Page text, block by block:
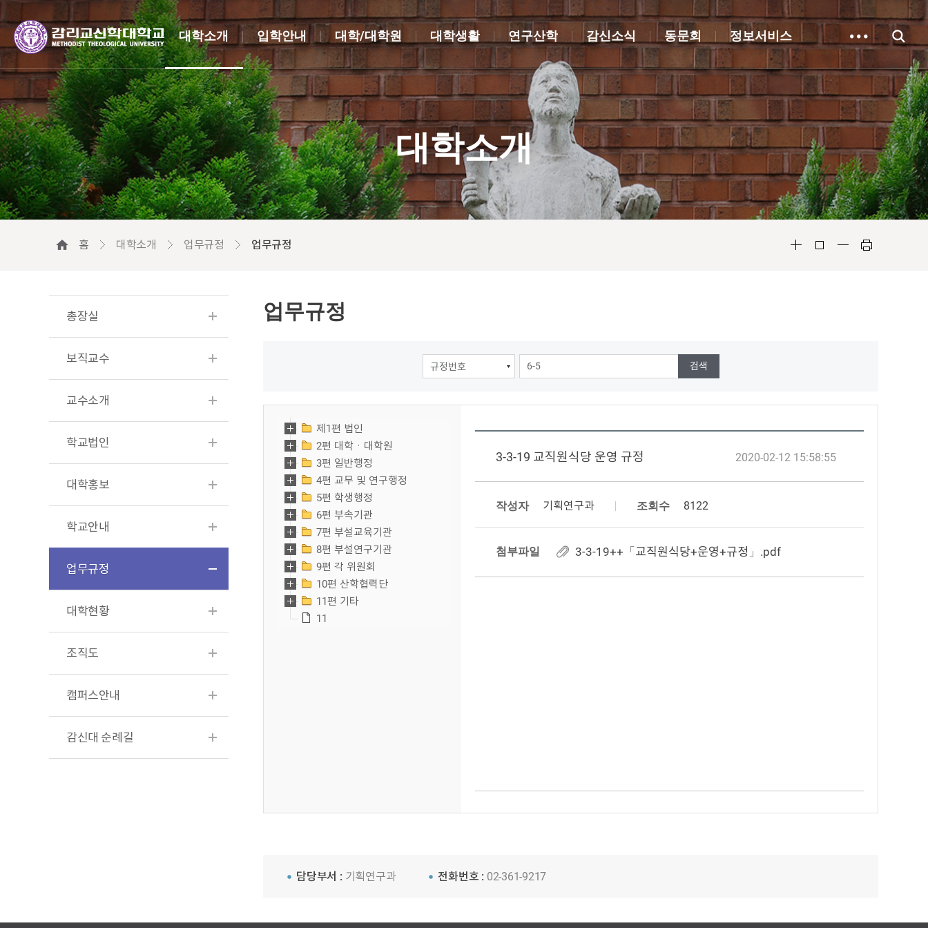
대학소개 입학안내 대학/대학원 대학생활 연구산학 감신소식 동문회 정보서비스
대학소개
홈 대학소개 업무규정 업무규정
총장실
보직교수
교수소개
학교법인
대학홍보
학교안내
업무규정
대학현황
조직도
캠퍼스안내
감신대 순례길
업무규정
제1편 법인
2편 대학ㆍ대학원
3편 일반행정
4편 교무 및 연구행정
5편 학생행정
6편 부속기관
7편 부설교육기관
8편 부설연구기관
9편 각 위원회
10편 산학협력단
11편 기타
11
3-3-19 교직원식당 운영 규정
작성자 기획연구과
2020-02-12 15:58:55
조회수 8122
첨부파일 3-3-19++「교직원식당+운영+규정」.pdf
담당부서 : 기획연구과 전화번호 : 02-361-9217